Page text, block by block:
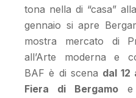
tona nella di “casa”
gennaio si apre
mostra mercato di
all’Arte moderna e
BAF è di scena dal 12
Fiera di Bergamo e